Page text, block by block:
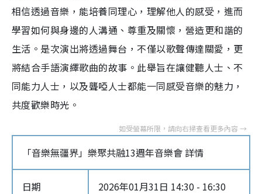
相信透過音樂，能培養同理心，理解他人的感受，進而
學習如何與身邊的人溝通、尊重及關懷，營造更和諧的
生活。是次演出將透過舞台，不僅以歌聲傳達關愛，更
將結合手語演繹歌曲的故事。此舉旨在讓健聽人士、不
同能力人士，以及聾啞人士都能一同感受音樂的魅力，
共度歡樂時光。
「音樂無疆界」樂聚共融13週年音樂會 詳情
日期 2026年01月31日 14:30 - 16:30